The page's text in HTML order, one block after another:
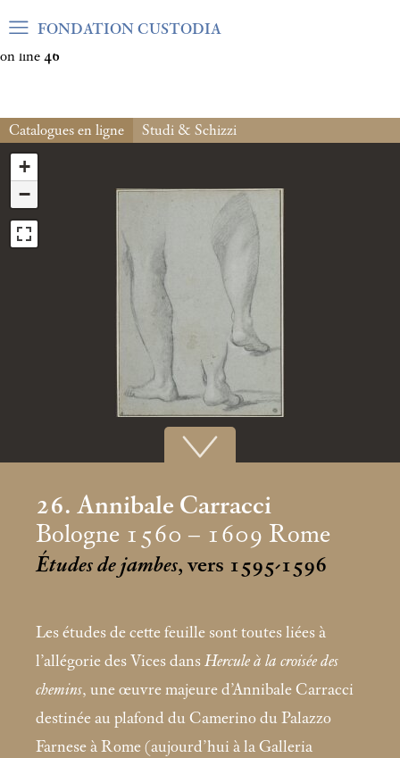
Warning: Undefined array key "var_mode" in
on line 46
FONDATION CUSTODIA
Catalogues en ligne Studi & Schizzi
+
−
26. Annibale Carracci
Bologne 1560 – 1609 Rome
Études de jambes, vers 1595-1596
Les études de cette feuille sont toutes liées à
l’allégorie des Vices dans Hercule à la croisée des
chemins, une œuvre majeure d’Annibale Carracci
destinée au plafond du Camerino du Palazzo
Farnese à Rome (aujourd’hui à la Galleria